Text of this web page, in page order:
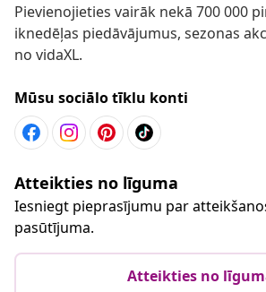
Pievienojieties vairāk nekā 700 000
iknedēļas piedāvājumus, sezonas
no vidaXL.
Mūsu sociālo tīklu konti
Atteikties no līguma
Iesniegt pieprasījumu par
pasūtījuma.
Atteikties no